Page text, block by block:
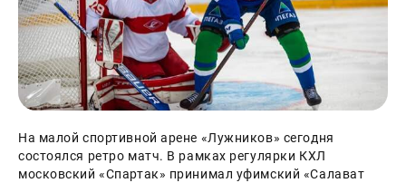
На малой спортивной арене «Лужников» сегодня
состоялся ретро матч. В рамках регулярки КХЛ
московский «Спартак» принимал уфимский «Салават